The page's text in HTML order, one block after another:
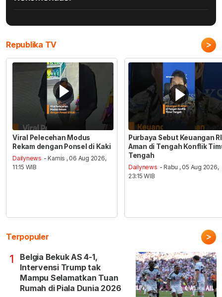
Republika TV >
Viral Pelecehan Modus
Rekam dengan Ponsel di Kaki
Dailynews - Kamis , 06 Aug 2026,
11:15 WIB
Purbaya Sebut Keuangan RI
Aman di Tengah Konflik
Tengah
Dailynews - Rabu , 05 Aug 2026,
23:15 WIB
Terpopuler >
1
Belgia Bekuk AS 4-1,
Intervensi Trump tak
Mampu Selamatkan Tuan
Rumah di Piala Dunia 2026